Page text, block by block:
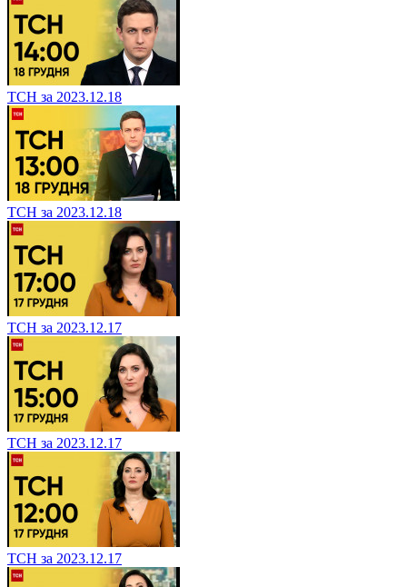
ТСН за 2023.12.18
ТСН за 2023.12.18
ТСН за 2023.12.17
ТСН за 2023.12.17
ТСН за 2023.12.17